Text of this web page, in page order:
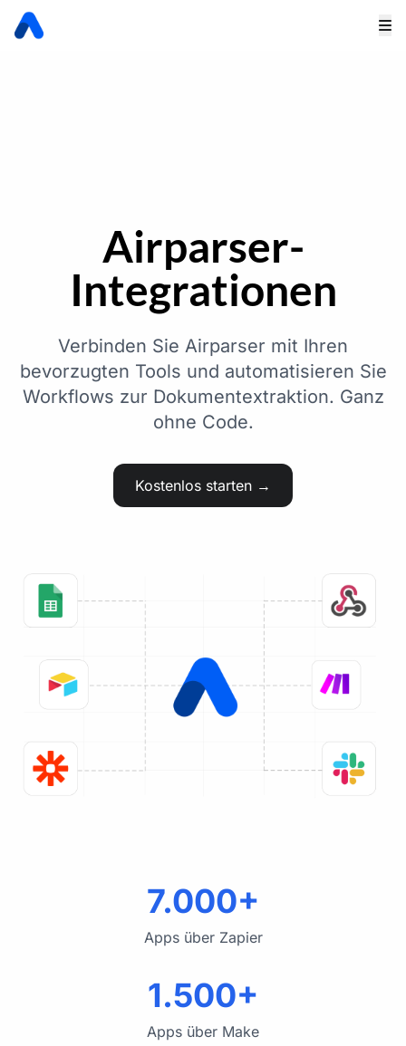
Airparser-
Integrationen
Verbinden Sie Airparser mit Ihren
bevorzugten Tools und automatisieren Sie
Workflows zur Dokumentextraktion. Ganz
ohne Code.
Kostenlos starten →
7.000+
Apps über Zapier
1.500+
Apps über Make